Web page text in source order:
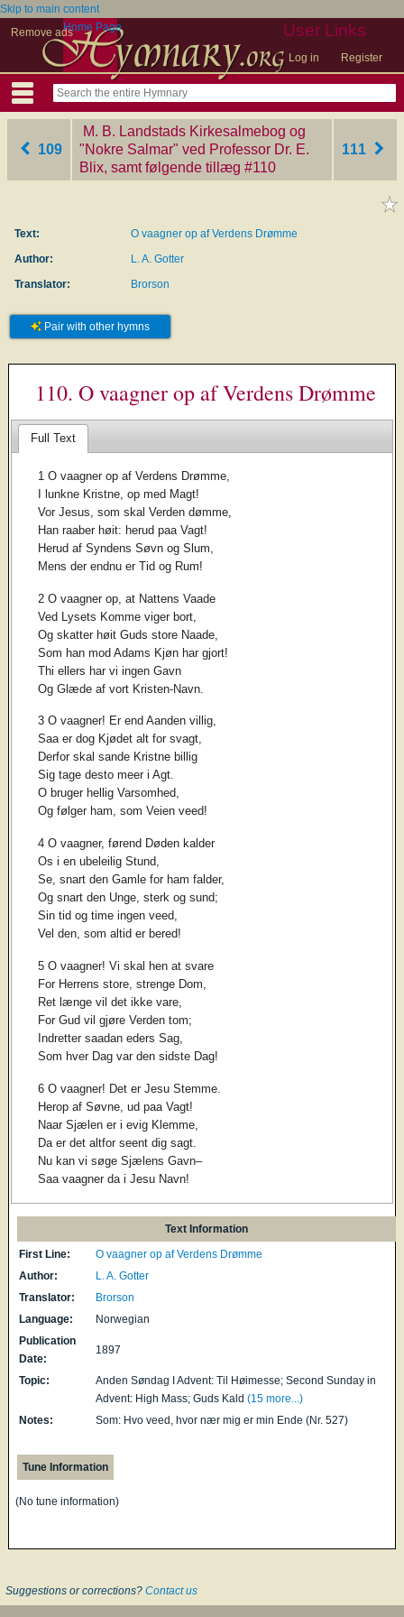
Skip to main content
Remove ads
User Links
Log in Register
Home Page
109
M. B. Landstads Kirkesalmebog og
"Nokre Salmar" ved Professor Dr. E.
Blix, samt følgende tillæg ‎#110
111
Text:
O vaagner op af Verdens Drømme
Author:
L. A. Gotter
Translator:
Brorson
Pair with other hymns
110. O vaagner op af Verdens Drømme
Full Text
1 O vaagner op af Verdens Drømme,
I lunkne Kristne, op med Magt!
Vor Jesus, som skal Verden dømme,
Han raaber høit: herud paa Vagt!
Herud af Syndens Søvn og Slum,
Mens der endnu er Tid og Rum!
2 O vaagner op, at Nattens Vaade
Ved Lysets Komme viger bort,
Og skatter høit Guds store Naade,
Som han mod Adams Kjøn har gjort!
Thi ellers har vi ingen Gavn
Og Glæde af vort Kristen-Navn.
3 O vaagner! Er end Aanden villig,
Saa er dog Kjødet alt for svagt,
Derfor skal sande Kristne billig
Sig tage desto meer i Agt.
O bruger hellig Varsomhed,
Og følger ham, som Veien veed!
4 O vaagner, førend Døden kalder
Os i en ubeleilig Stund,
Se, snart den Gamle for ham falder,
Og snart den Unge, sterk og sund;
Sin tid og time ingen veed,
Vel den, som altid er bered!
5 O vaagner! Vi skal hen at svare
For Herrens store, strenge Dom,
Ret længe vil det ikke vare,
For Gud vil gjøre Verden tom;
Indretter saadan eders Sag,
Som hver Dag var den sidste Dag!
6 O vaagner! Det er Jesu Stemme.
Herop af Søvne, ud paa Vagt!
Naar Sjælen er i evig Klemme,
Da er det altfor seent dig sagt.
Nu kan vi søge Sjælens Gavn–
Saa vaagner da i Jesu Navn!
Text Information
First Line:
O vaagner op af Verdens Drømme
Author:
L. A. Gotter
Translator:
Brorson
Language:
Norwegian
Publication
Date:
1897
Topic:
Anden Søndag I Advent: Til Høimesse; Second Sunday in
Advent: High Mass; Guds Kald (15 more...)
Notes:
Som: Hvo veed, hvor nær mig er min Ende (Nr. 527)
Tune Information
(No tune information)
Suggestions or corrections? Contact us